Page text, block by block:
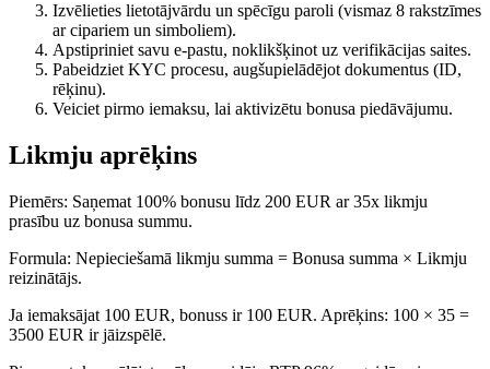
Izvēlieties lietotājvārdu un spēcīgu paroli (vismaz 8 rakstzīmes
ar cipariem un simboliem).
Apstipriniet savu e-pastu, noklikšķinot uz verifikācijas saites.
Pabeidziet KYC procesu, augšupielādējot dokumentus (ID,
rēķinu).
Veiciet pirmo iemaksu, lai aktivizētu bonusa piedāvājumu.
Likmju aprēķins
Piemērs: Saņemat 100% bonusu līdz 200 EUR ar 35x likmju
prasību uz bonusa summu.
Formula: Nepieciešamā likmju summa = Bonusa summa × Likmju
reizinātājs.
Ja iemaksājat 100 EUR, bonuss ir 100 EUR. Aprēķins: 100 × 35 =
3500 EUR ir jāizspēlē.